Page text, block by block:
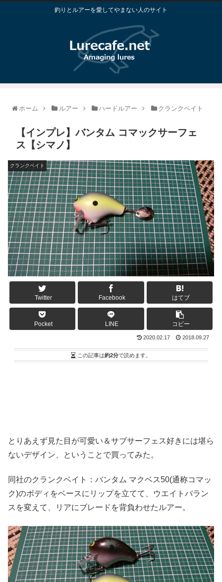
釣りとルアーを愛してやまない人のサイト
ホーム ルアー ハードルアー クランクベイト
【インプレ】バンタム コマックサーフェ
ス【シマノ】
クランクベイト
Twitter Facebook はてブ
Pocket LINE コピー
2020.02.17 2018.09.27
この記事は約2分で読めます。
とりあえず見た目が可愛い＆サブサーフェス好きには堪ら
ないデザイン、ということで買ってみた。
同社のクランクベイト：バンタム マクベス50(通称コマッ
ク)のボディをベースにリップを立てて、ウエイトバラン
スを変えて、リアにブレードを背負わせたルアー。